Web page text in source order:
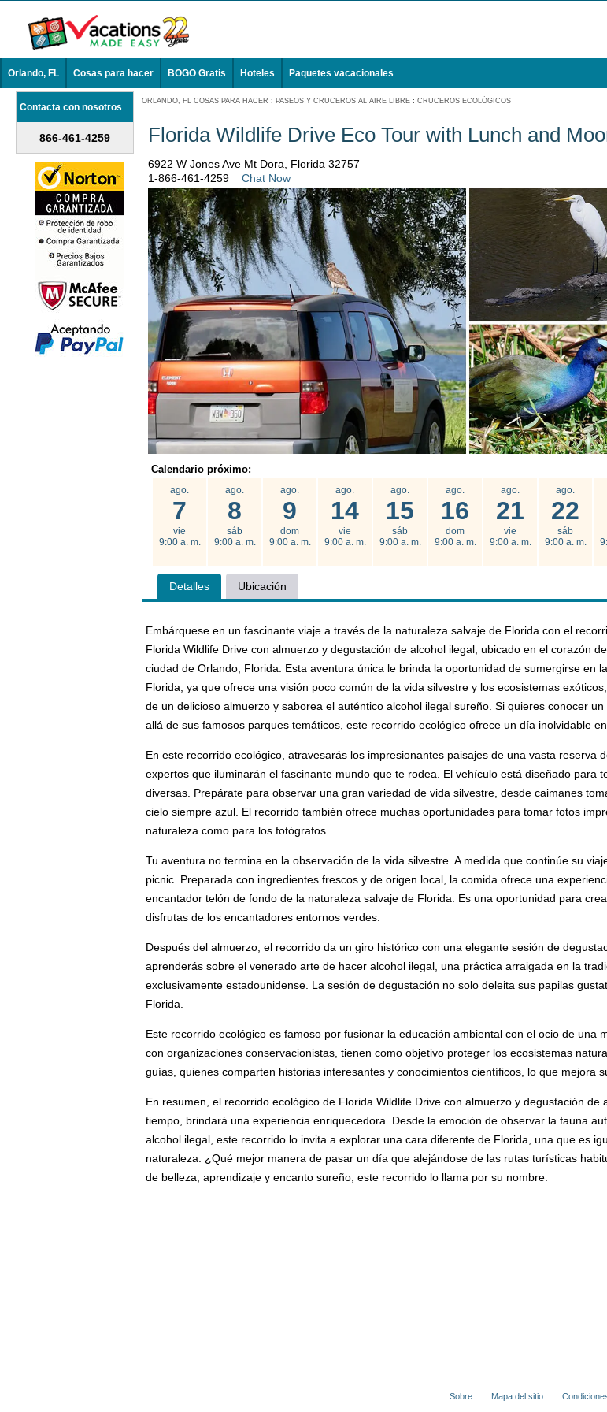
Orlando, FL Cosas para hacer BOGO Gratis Hoteles Paquetes vacacionales
Contacta con nosotros
866-461-4259
ORLANDO, FL COSAS PARA HACER : PASEOS Y CRUCEROS AL AIRE LIBRE : CRUCEROS ECOLÓGICOS
Florida Wildlife Drive Eco Tour with Lunch and
6922 W Jones Ave Mt Dora, Florida 32757
1-866-461-4259
Chat Now
Calendario próximo:
ago.
7
vie
9:00 a. m.
ago.
8
sáb
9:00 a. m.
ago.
9
dom
9:00 a. m.
ago.
14
vie
9:00 a. m.
ago.
15
sáb
9:00 a. m.
ago.
16
dom
9:00 a. m.
ago.
21
vie
9:00 a. m.
ago.
22
sáb
9:00 a. m.
Detalles Ubicación
Embárquese en un fascinante viaje a través de la naturaleza salvaje de Florida con el
Florida Wildlife Drive con almuerzo y degustación de alcohol ilegal, ubicado en el corazón
ciudad de Orlando, Florida. Esta aventura única le brinda la oportunidad de sumergirse en
Florida, ya que ofrece una visión poco común de la vida silvestre y los ecosistemas
de un delicioso almuerzo y saborea el auténtico alcohol ilegal sureño. Si quieres conocer
allá de sus famosos parques temáticos, este recorrido ecológico ofrece un día inolvidable
En este recorrido ecológico, atravesarás los impresionantes paisajes de una vasta
expertos que iluminarán el fascinante mundo que te rodea. El vehículo está diseñado
diversas. Prepárate para observar una gran variedad de vida silvestre, desde caimanes
cielo siempre azul. El recorrido también ofrece muchas oportunidades para tomar fotos
naturaleza como para los fotógrafos.
Tu aventura no termina en la observación de la vida silvestre. A medida que continúe su
picnic. Preparada con ingredientes frescos y de origen local, la comida ofrece una
encantador telón de fondo de la naturaleza salvaje de Florida. Es una oportunidad para
disfrutas de los encantadores entornos verdes.
Después del almuerzo, el recorrido da un giro histórico con una elegante sesión de
aprenderás sobre el venerado arte de hacer alcohol ilegal, una práctica arraigada en la
exclusivamente estadounidense. La sesión de degustación no solo deleita sus papilas
Florida.
Este recorrido ecológico es famoso por fusionar la educación ambiental con el ocio de
con organizaciones conservacionistas, tienen como objetivo proteger los ecosistemas
guías, quienes comparten historias interesantes y conocimientos científicos, lo que mejora
En resumen, el recorrido ecológico de Florida Wildlife Drive con almuerzo y degustación
tiempo, brindará una experiencia enriquecedora. Desde la emoción de observar la fauna
alcohol ilegal, este recorrido lo invita a explorar una cara diferente de Florida, una que es
naturaleza. ¿Qué mejor manera de pasar un día que alejándose de las rutas turísticas
de belleza, aprendizaje y encanto sureño, este recorrido lo llama por su nombre.
Sobre Mapa del sitio